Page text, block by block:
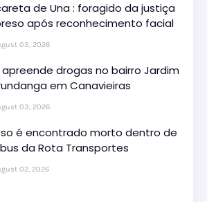
de Una : foragido da justiça
após reconhecimento facial
03, 2026
apreende drogas no bairro Jardim
em Canavieiras
03, 2026
é encontrado morto dentro de
da Rota Transportes
02, 2026